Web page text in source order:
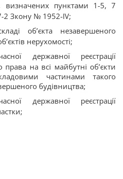
визначених пунктами 1-5, 7
2 Зкону № 1952-IV;
об’єкта незавершеного
нерухомості;
державної реєстрації
на всі майбутні об’єкти
частинами такого
будівництва;
державної реєстрації